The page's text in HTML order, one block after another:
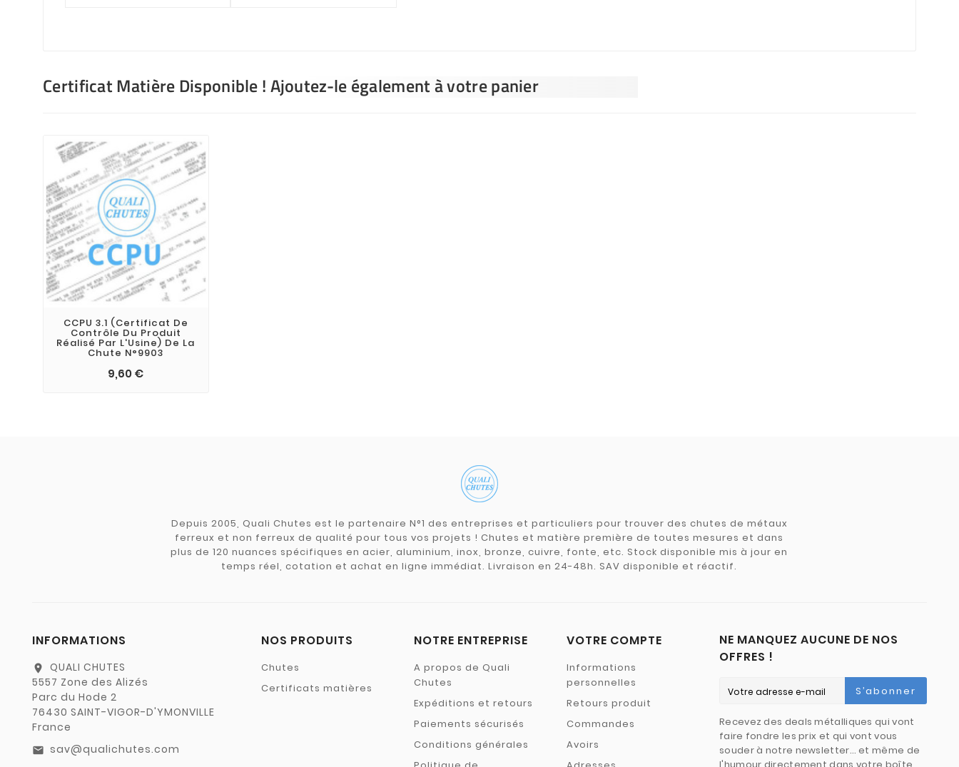
Certificat Matière Disponible ! Ajoutez-le également à votre panier
CCPU 3.1 (Certificat De
Contrôle Du Produit
Réalisé Par L'Usine) De La
Chute N°9903
9,60 €
Depuis 2005, Quali Chutes est le partenaire N°1 des entreprises et particuliers pour trouver des chutes de métaux
ferreux et non ferreux de qualité pour tous vos projets ! Chutes et matière première de toutes mesures et dans
plus de 120 nuances spécifiques en acier, aluminium, inox, bronze, cuivre, fonte, etc. Stock disponible mis à jour en
temps réel, cotation et achat en ligne immédiat. Livraison en 24-48h. SAV disponible et réactif.
INFORMATIONS
location_on
QUALI CHUTES
5557 Zone des Alizés
Parc du Hode 2
76430 SAINT-VIGOR-D'YMONVILLE
France
email sav@qualichutes.com
NOS PRODUITS
Chutes
Certificats matières
NOTRE ENTREPRISE
A propos de Quali
Chutes
Expéditions et retours
Paiements sécurisés
Conditions générales
VOTRE COMPTE
Informations
personnelles
Retours produit
Commandes
Avoirs
NE MANQUEZ AUCUNE DE NOS
OFFRES !
S’abonner
Recevez des deals métalliques qui vont
faire fondre les prix et qui vont vous
souder à notre newsletter… et même de